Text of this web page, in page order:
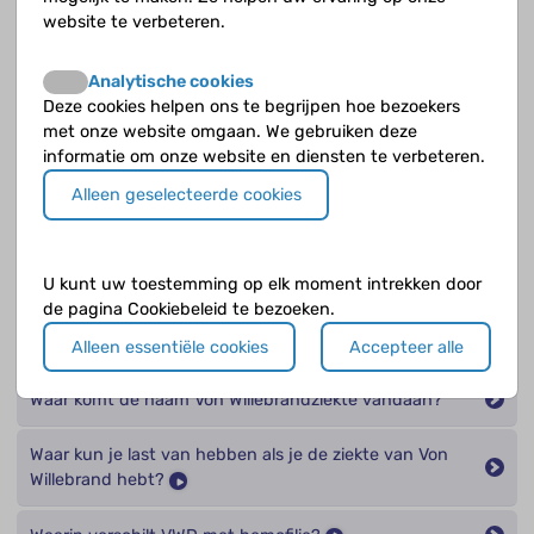
Stel je vraag
Opvolgende vragen
De ziekte van Von Willebrand als erfelijke aandoening,
wat houdt dat in?
Vallen spier- en gewrichtsbloedingen snel op, merk je
het snel?
Waar komt de naam Von Willebrandziekte vandaan?
Waar kun je last van hebben als je de ziekte van Von
Willebrand hebt?
website te verbeteren.
Analytische cookies
Deze cookies helpen ons te begrijpen hoe bezoekers
met onze website omgaan. We gebruiken deze
informatie om onze website en diensten te verbeteren.
Alleen geselecteerde cookies
U kunt uw toestemming op elk moment intrekken door
de pagina Cookiebeleid te bezoeken.
Alleen essentiële cookies
Accepteer alle